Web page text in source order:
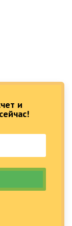
и